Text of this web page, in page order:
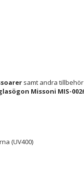
samt andra
Missoni MIS-
(UV400)